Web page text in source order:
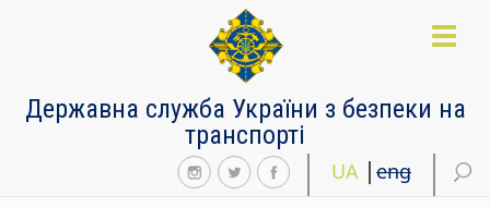
Державна служба України з безпеки на
транспорті
UA eng